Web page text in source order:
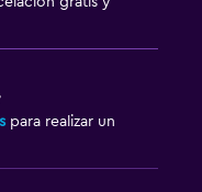
para realizar un